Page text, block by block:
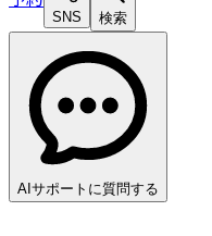
SNS 検索
AIサポートに質問する